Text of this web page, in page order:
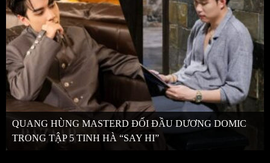
QUANG HÙNG MASTERD ĐỐI ĐẦU DƯƠNG DOMIC
TRONG TẬP 5 TINH HÀ “SAY HI”